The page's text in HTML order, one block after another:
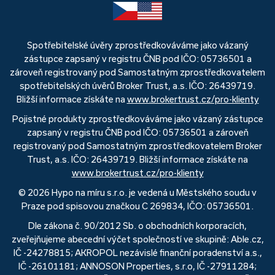
Spotřebitelské úvěry zprostředkováváme jako vázaný
zástupce zapsaný v registru ČNB pod IČO: 05736501 a
zároveň registrovaný pod Samostatným zprostředkovatelem
spotřebitelských úvěrů Broker Trust, a.s. IČO: 26439719.
Bližší informace získáte na www.brokertrust.cz/pro-klienty
Pojistné produkty zprostředkováváme jako vázaný zástupce
zapsaný v registru ČNB pod IČO: 05736501 a zároveň
registrovaný pod Samostatným zprostředkovatelem Broker
Trust, a.s. IČO: 26439719. Bližší informace získáte na
www.brokertrust.cz/pro-klienty
© 2026 Hypo na míru s.r.o. je vedená u Městského soudu v
Praze pod spisovou značkou C 269834, IČO: 05736501.
Dle zákona č. 90/2012 Sb. o obchodních korporacích,
zveřejňujeme abecední výčet společností ve skupině: Able.cz,
IČ -24278815; AKROPOL nezávislé finanční poradenství a.s.,
IČ -26101181; ANNOSON Properties, s.r.o, IČ -27911284;